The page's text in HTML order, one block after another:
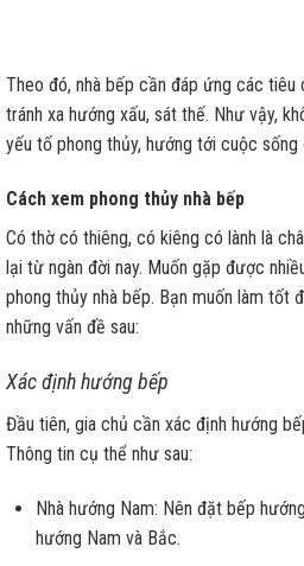
Theo đó, nhà bếp cần đáp ứng các tiêu
tránh xa hướng xấu, sát thế. Như vậy,
yếu tố phong thủy, hướng tới cuộc sống
Cách xem phong thủy nhà bếp
Có thờ có thiêng, có kiêng có lành là
lại từ ngàn đời nay. Muốn gặp được
phong thủy nhà bếp. Bạn muốn làm tốt
những vấn đề sau:
Xác định hướng bếp
Đầu tiên, gia chủ cần xác định hướng
Thông tin cụ thể như sau:
Nhà hướng Nam: Nên đặt bếp
hướng Nam và Bắc.